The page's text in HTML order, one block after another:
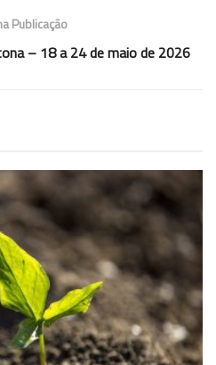
Publicação
– 18 a 24 de maio de 2026